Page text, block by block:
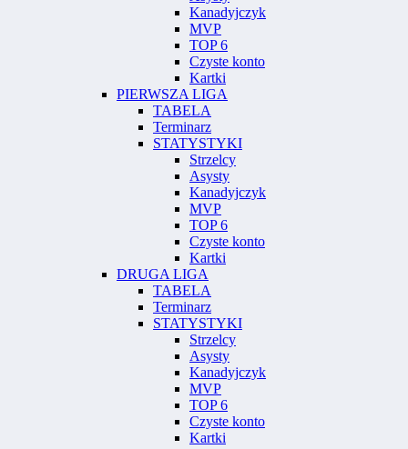
Kanadyjczyk
MVP
TOP 6
Czyste konto
Kartki
PIERWSZA LIGA
TABELA
Terminarz
STATYSTYKI
Strzelcy
Asysty
Kanadyjczyk
MVP
TOP 6
Czyste konto
Kartki
DRUGA LIGA
TABELA
Terminarz
STATYSTYKI
Strzelcy
Asysty
Kanadyjczyk
MVP
TOP 6
Czyste konto
Kartki